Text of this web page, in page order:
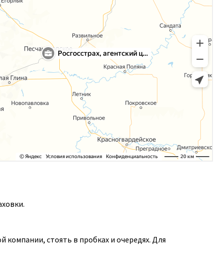
стоять в пробках и очередях. Для